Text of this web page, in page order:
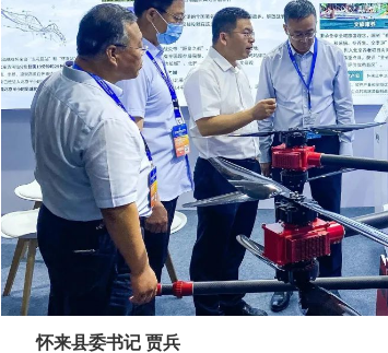
怀来县委书记 贾兵